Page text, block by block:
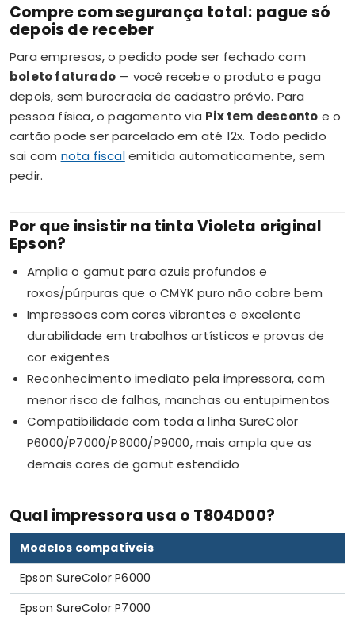
Compre com segurança total: pague só
depois de receber
Para empresas, o pedido pode ser fechado com
boleto faturado — você recebe o produto e paga
depois, sem burocracia de cadastro prévio. Para
pessoa física, o pagamento via Pix tem desconto e o
cartão pode ser parcelado em até 12x. Todo pedido
sai com nota fiscalemitida automaticamente, sem
pedir.
Por que insistir na tinta Violeta original
Epson?
Amplia o gamut para azuis profundos e
roxos/púrpuras que o CMYK puro não cobre bem
Impressões com cores vibrantes e excelente
durabilidade em trabalhos artísticos e provas de
cor exigentes
Reconhecimento imediato pela impressora, com
menor risco de falhas, manchas ou entupimentos
Compatibilidade com toda a linha SureColor
P6000/P7000/P8000/P9000, mais ampla que as
demais cores de gamut estendido
Qual impressora usa o T804D00?
Modelos compatíveis
Epson SureColor P6000
Epson SureColor P7000